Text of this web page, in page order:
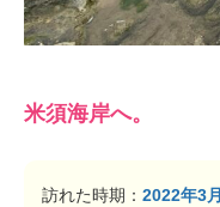
米須海岸へ。
訪れた時期： 2022年3月